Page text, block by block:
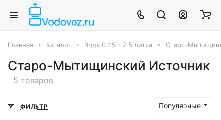
Главная Каталог Вода 0.25 - 2.5 литра Старо-
Старо-Мытищинский Источник
5 товаров
ФИЛЬТР Популярные